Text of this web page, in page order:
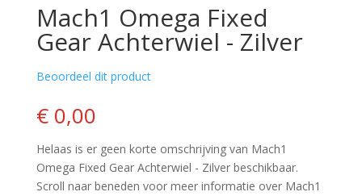
Mach1 Omega Fixed
Gear Achterwiel - Zilver
Beoordeel dit product
€ 0,00
Helaas is er geen korte omschrijving van Mach1
Omega Fixed Gear Achterwiel - Zilver beschikbaar.
Scroll naar beneden voor meer informatie over Mach1